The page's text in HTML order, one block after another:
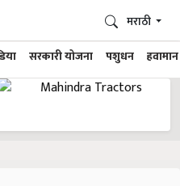
सरकारी योजना पशुधन हवामान
मराठी